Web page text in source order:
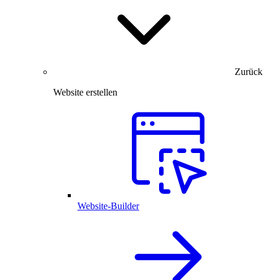
Zurück
Website erstellen
Website-Builder